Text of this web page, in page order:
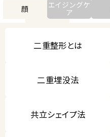
顔 エイジングケ
ア
二重整形とは
二重埋没法
共立シェイプ法